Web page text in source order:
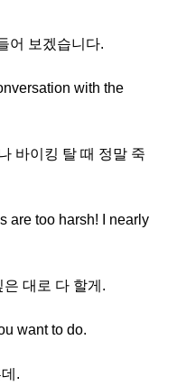
어 보겠습니다.
with the
바이킹 탈 때 정말 죽
are too harsh! I nearly
대로 다 할게.
want to do.
.